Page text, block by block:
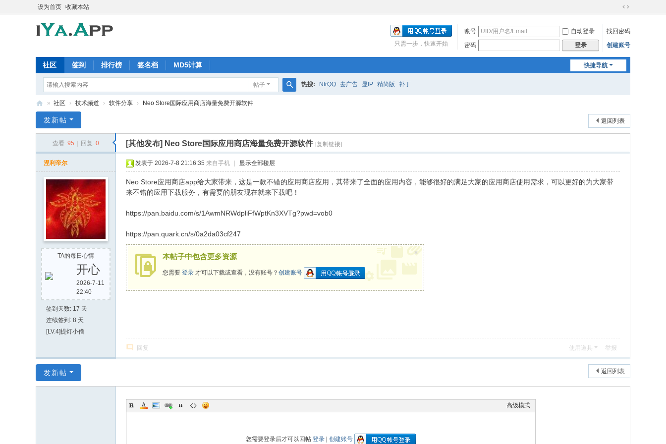
设为首页 收藏本站
切
到
宽
账号 自动登录
找回密码
密码
登录 创建账号
只需一步，快速开始
快捷导航
社区 签到 排行榜 签名档 MD5计算
帖子 热搜: NtrQQ 去广告 显IP 精简版 补丁
a.
区
» 社区 › 技术频道 › 软件分享 › Neo Store国际应用商店海量免费开源软件
返回列表
发新帖
查看: 95 回复: 0 [其他发布] Neo Store国际应用商店海量免费开源软件 [复制链接]
涅利帝尔
TA的每日心情
开心
2026-7-11
22:40
签到天数: 17 天
连续签到: 8 天
[LV.4]提灯小僧
发表于 2026-7-8 21:16:35 来自手机 显示全部楼层
Neo Store应用商店app给大家带来，这是一款不错的应用商店应用，其带来了全面的应用内容，能够很好的满足大家的应用商店使用需求，可以更好的为大家带
来不错的应用下载服务，有需要的朋友现在就来下载吧！
https://pan.baidu.com/s/1AwmNRWdpliFfWptKn3XVTg?pwd=vob0
https://pan.quark.cn/s/0a2da03cf247
本帖子中包含更多资源
您需要 登录 才可以下载或查看，没有账号？ 创建账号
×
回复 使用道具 举报
返回列表
发新帖
高级模式
您需要登录后才可以回帖 登录 创建账号